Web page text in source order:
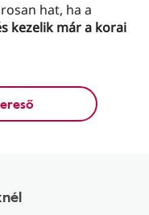
hat, ha a
kezelik már a korai